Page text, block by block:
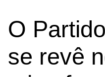
O
se revê